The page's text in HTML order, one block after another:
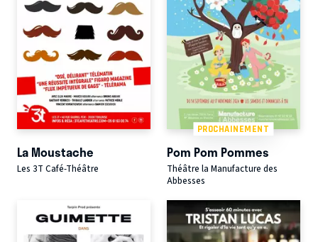
La Moustache
Les 3T Café-Théâtre
PROCHAINEMENT
Pom Pom Pommes
Théâtre la Manufacture des
Abbesses